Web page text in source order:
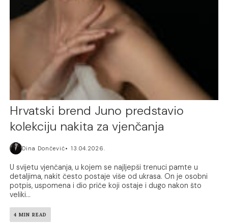
Hrvatski brend Juno predstavio
kolekciju nakita za vjenčanja
Dina Dončević 13.04.2026.
U svijetu vjenčanja, u kojem se najljepši trenuci pamte u
detaljima, nakit često postaje više od ukrasa. On je osobni
potpis, uspomena i dio priče koji ostaje i dugo nakon što
veliki...
4 MIN READ